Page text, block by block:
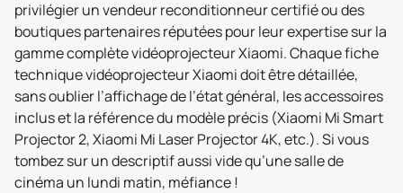
privilégier un vendeur reconditionneur certifié ou des
boutiques partenaires réputées pour leur expertise sur la
gamme complète vidéoprojecteur Xiaomi. Chaque fiche
technique vidéoprojecteur Xiaomi doit être détaillée,
sans oublier l’affichage de l’état général, les accessoires
inclus et la référence du modèle précis (Xiaomi Mi Smart
Projector 2, Xiaomi Mi Laser Projector 4K, etc.). Si vous
tombez sur un descriptif aussi vide qu’une salle de
cinéma un lundi matin, méfiance !